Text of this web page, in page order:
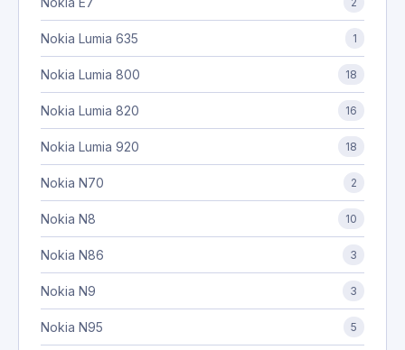
Nokia Lumia 635 1
Nokia Lumia 800 18
Nokia Lumia 820 16
Nokia Lumia 920 18
Nokia N70 2
Nokia N8 10
Nokia N86 3
Nokia N9 3
Nokia N95 5